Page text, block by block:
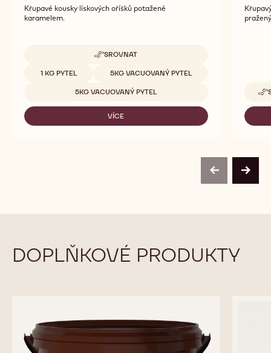
Křupavé kousky lískových oříšků potažené
karamelem.
SROVNAT
-
BRESILIENNE
Dostupná balení
1 KG PYTEL 5KG VACUOVANÝ PYTEL
5KG VACUOVANÝ PYTEL
VÍCE
-
previousnext
DOPLŇKOVÉ PRODUKTY